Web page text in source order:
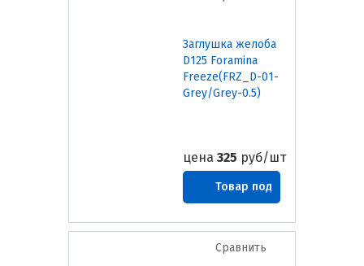
Заглушка желоба
D125 Foramina
Freeze(FRZ_D-01-
Grey/Grey-0.5)
цена 325 руб/шт
Товар под
заказ
Сравнить